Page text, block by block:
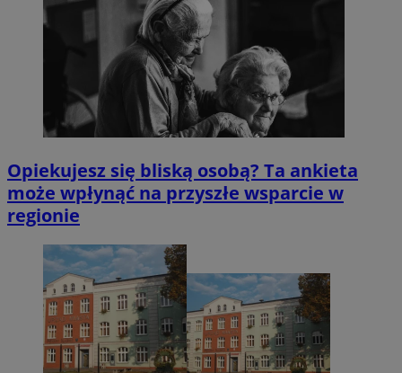
Opiekujesz się bliską osobą? Ta ankieta
może wpłynąć na przyszłe wsparcie w
regionie